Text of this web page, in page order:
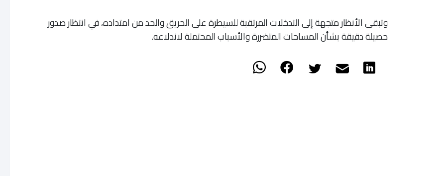
وتبقى الأنظار متجهة إلى التدخلات المرتقبة للسيطرة على الحريق والحد من امتداده، في انتظار صدور
حصيلة دقيقة بشأن المساحات المتضررة والأسباب المحتملة لاندلاعه.